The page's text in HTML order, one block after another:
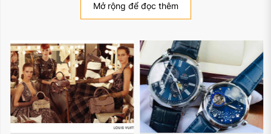
mà nó mang lại. Bài viết này sẽ đưa bạn vào cuộc khám phá
dinh dưỡng, đến những tiềm năng ứng dụng trong lĩnh vực
y học và sức khỏe. Hãy cùng tìm hiểu về "kho báu từ Bắc
Cực" và lý do tại sao nấm Chaga Nga đang thu hút sự quan
tâm của nhiều người.
II. Nguồn Gốc Và Đặc Điểm Của Nấm Chaga Nga
Nấm Chaga Nga (Inonotus obliquus) được biết đến là một
Mở rộng để đọc thêm